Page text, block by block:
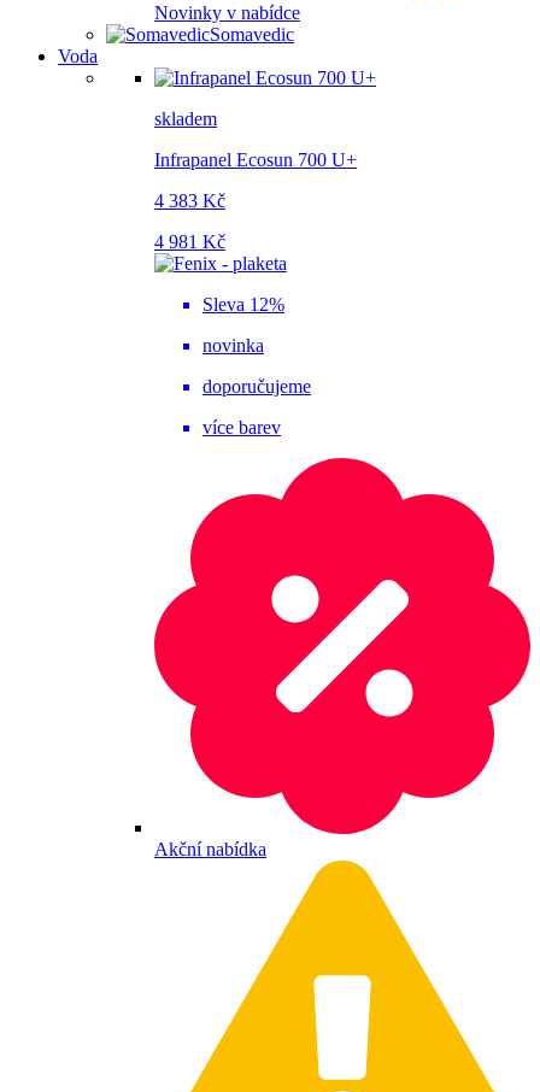
Novinky v nabídce
Somavedic
Voda
skladem
Infrapanel Ecosun 700 U+
4 383 Kč
4 981 Kč
Sleva 12%
novinka
doporučujeme
více barev
Akční nabídka